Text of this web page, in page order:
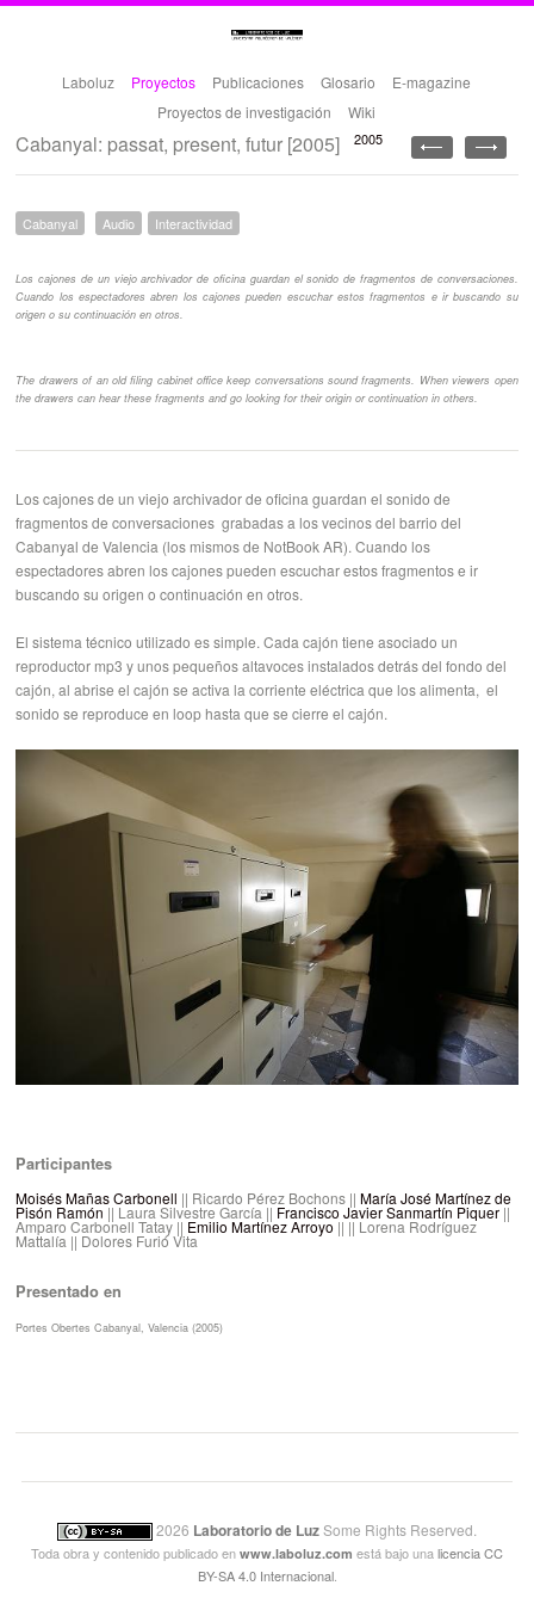
Laboluz Proyectos Publicaciones Glosario
E-magazine
Proyectos de investigación
Wiki
Cabanyal: passat, present, futur [2005] 2005
Cabanyal Audio Interactividad
Los cajones de un viejo archivador de oficina guardan el sonido de fragmentos de conversaciones.
Cuando los espectadores abren los cajones pueden escuchar estos fragmentos e ir buscando su
origen o su continuación en otros.
The drawers of an old filing cabinet office keep conversations sound fragments. When viewers open
the drawers can hear these fragments and go looking for their origin or continuation in others.
Los cajones de un viejo archivador de oficina guardan el sonido de
fragmentos de conversaciones grabadas a los vecinos del barrio del
Cabanyal de Valencia (los mismos de NotBook AR). Cuando los
espectadores abren los cajones pueden escuchar estos fragmentos e ir
buscando su origen o continuación en otros.
El sistema técnico utilizado es simple. Cada cajón tiene asociado un
reproductor mp3 y unos pequeños altavoces instalados detrás del fondo del
cajón, al abrise el cajón se activa la corriente eléctrica que los alimenta, el
sonido se reproduce en loop hasta que se cierre el cajón.
Participantes
Moisés Mañas Carbonell || Ricardo Pérez Bochons ||María José Martínez de
Pisón Ramón || Laura Silvestre García || Francisco Javier Sanmartín Piquer ||
Amparo Carbonell Tatay || Emilio Martínez Arroyo || || Lorena Rodríguez
Mattalía || Dolores Furió Vita
Presentado en
Portes Obertes Cabanyal, Valencia (2005)
2026 Laboratorio de LuzSome Rights Reserved.
Toda obra y contenido publicado en www.laboluz.com está bajo una licencia CC
BY-SA 4.0 Internacional.